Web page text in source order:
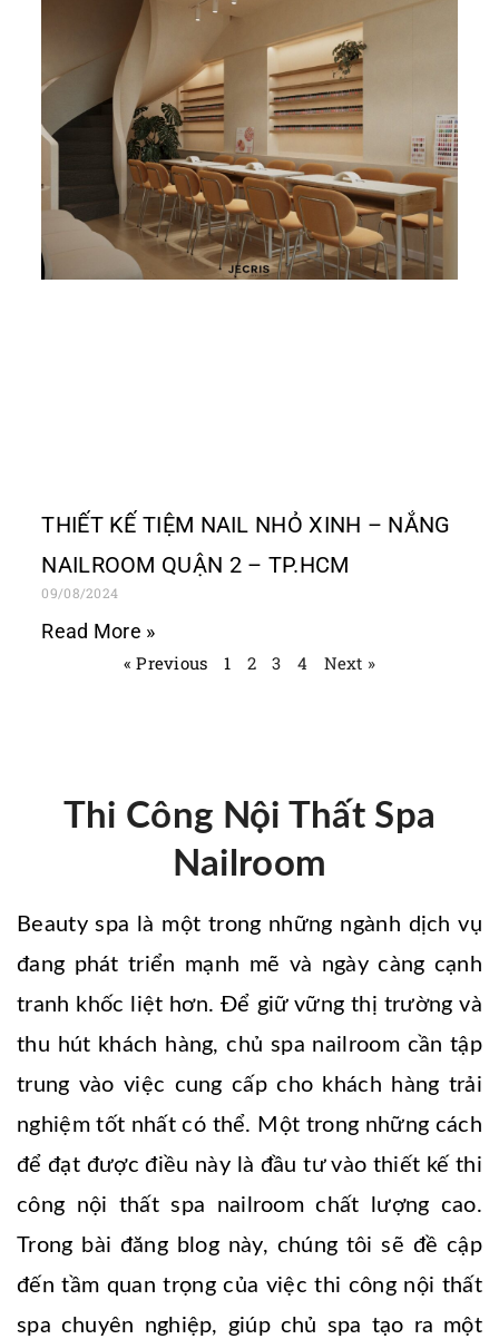
THIẾT KẾ TIỆM NAIL NHỎ XINH – NẮNG
NAILROOM QUẬN 2 – TP.HCM
09/08/2024
Read More »
« Previous 1 2 3 4 Next »
Thi Công Nội Thất Spa
Nailroom
Beauty spa là một trong những ngành dịch vụ
đang phát triển mạnh mẽ và ngày càng cạnh
tranh khốc liệt hơn. Để giữ vững thị trường và
thu hút khách hàng, chủ spa nailroom cần tập
trung vào việc cung cấp cho khách hàng trải
nghiệm tốt nhất có thể. Một trong những cách
để đạt được điều này là đầu tư vào thiết kế thi
công nội thất spa nailroom chất lượng cao.
Trong bài đăng blog này, chúng tôi sẽ đề cập
đến tầm quan trọng của việc thi công nội thất
spa chuyên nghiệp, giúp chủ spa tạo ra một